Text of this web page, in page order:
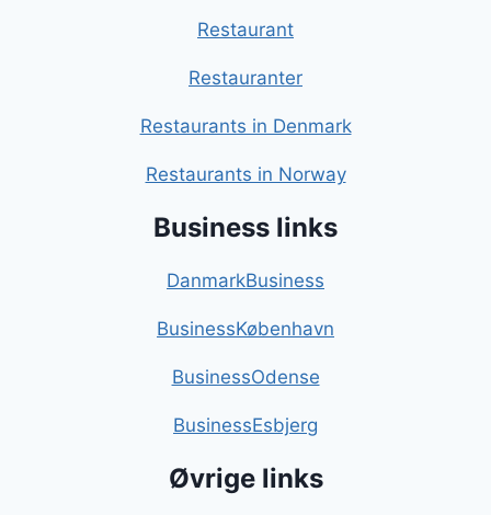
Restaurant
Restauranter
Restaurants in Denmark
Restaurants in Norway
Business links
DanmarkBusiness
BusinessKøbenhavn
BusinessOdense
BusinessEsbjerg
Øvrige links